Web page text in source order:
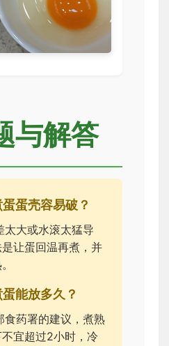
与解答
蛋壳容易破？
太大或水滚太猛导
让蛋回温再煮，并
能放多久？
食药署的建议，煮熟
宜超过2小时，冷